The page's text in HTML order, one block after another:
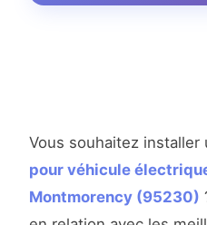
Vous souhaitez installer
pour véhicule
Montmorency (95230)